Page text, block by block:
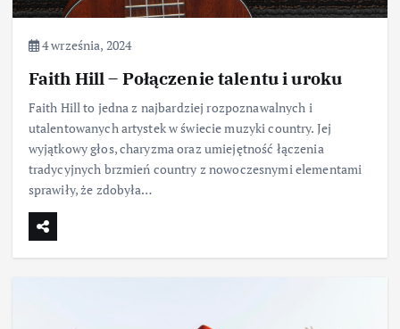
4 września, 2024
Faith Hill – Połączenie talentu i uroku
Faith Hill to jedna z najbardziej rozpoznawalnych i
utalentowanych artystek w świecie muzyki country. Jej
wyjątkowy głos, charyzma oraz umiejętność łączenia
tradycyjnych brzmień country z nowoczesnymi elementami
sprawiły, że zdobyła…